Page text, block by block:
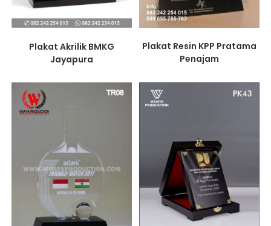
Plakat Akrilik BMKG
Jayapura
Plakat Resin KPP Pratama
Penajam